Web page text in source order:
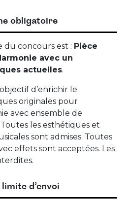
obligatoire
du concours est : Pièce
avec un
actuelles.
d’enrichir le
originales pour
avec ensemble de
les esthétiques et
sont admises. Toutes
effets sont acceptées. Les
d’envoi